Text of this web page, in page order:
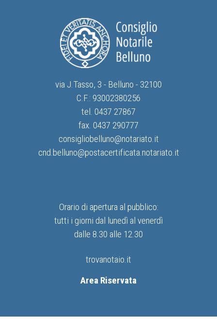
via J.Tasso, 3 - Belluno - 32100
C.F.: 93002380256
tel. 0437 27867
fax. 0437 290777
consigliobelluno@notariato.it
cnd.belluno@postacertificata.notariato.it
Orario di apertura al pubblico:
tutti i giorni dal lunedì al venerdì
dalle 8.30 alle 12.30
trovanotaio.it
Area Riservata